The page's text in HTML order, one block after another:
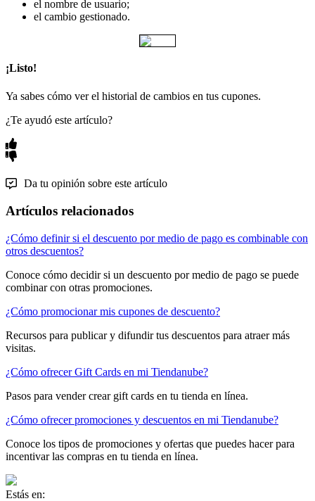
el nombre de usuario;
el cambio gestionado.
¡Listo!
Ya sabes cómo ver el historial de cambios en tus cupones.
¿Te ayudó este artículo?
Da tu opinión sobre este artículo
Artículos relacionados
¿Cómo definir si el descuento por medio de pago es combinable con
otros descuentos?
Conoce cómo decidir si un descuento por medio de pago se puede
combinar con otras promociones.
¿Cómo promocionar mis cupones de descuento?
Recursos para publicar y difundir tus descuentos para atraer más
visitas.
¿Cómo ofrecer Gift Cards en mi Tiendanube?
Pasos para vender crear gift cards en tu tienda en línea.
¿Cómo ofrecer promociones y descuentos en mi Tiendanube?
Conoce los tipos de promociones y ofertas que puedes hacer para
incentivar las compras en tu tienda en línea.
Estás en: